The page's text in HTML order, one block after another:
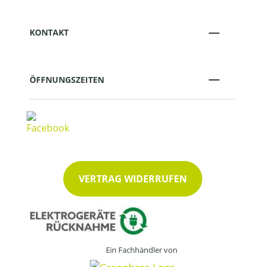
KONTAKT
ÖFFNUNGSZEITEN
VERTRAG WIDERRUFEN
Ein Fachhändler von